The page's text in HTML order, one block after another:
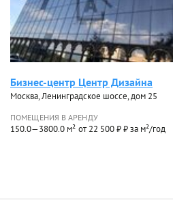
Бизнес-центр Центр Дизайна
Москва, Ленинградское шоссе, дом 25
ПОМЕЩЕНИЯ В АРЕНДУ
150.0—3800.0 м² от 22 500 ₽ ₽ за м²/год